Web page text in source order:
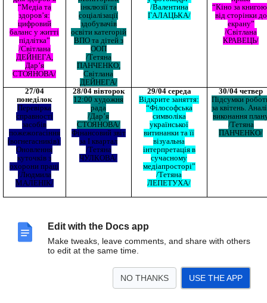
Edit with the Docs app
Make tweaks, leave comments, and share with others
to edit at the same time.
NO THANKS USE THE APP
“Медіа та
здоров’я:
цифровий
баланс у житті
підлітка”
/Світлана
ДЕЙНЕГА,
Дар’я
СТОЯНОВА/
інклюзії та
соціалізації
здобувачів
освіти категорій
ВПО та дітей з
ООП
/Тетяна
ПАНЧЕНКО,
Світлана
ДЕЙНЕГА/
/Валентина
ГАЛАЦЬКА/
“Кіно за
від сторінки до
екрану”
/Світлана
КРАВЕЦЬ/
27/04
понеділок
Перевірка
справності
засобів
пожежогасіння
(вогнегасників).
Оновлення
куточків з
охорони праці
/Людмила
МАЛЕНІК/
28/04 вівторок
12:00 художня
рада
/Дар’я
СТОЯНОВА/
Фінансовий звіт
за І квартал
/Тетяна
ЧУЛКОВА/
29/04 середа
Відкрите заняття:
“Філософська
символіка
української
витинанки та її
візуальна
інтерпретація в
сучасному
медіапросторі”
/Тетяна
ЛЕПЕТУХА/
30/04 четвер
Підсумки
за квітень.
виконання
/Тетяна
ПАНЧЕНКО/